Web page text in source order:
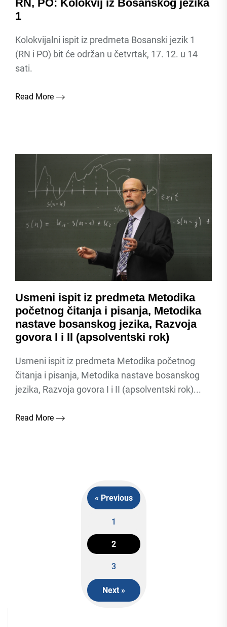
RN, PO: Kolokvij iz Bosanskog jezika
1
Kolokvijalni ispit iz predmeta Bosanski jezik 1
(RN i PO) bit će održan u četvrtak, 17. 12. u 14
sati.
Read More
Usmeni ispit iz predmeta Metodika
početnog čitanja i pisanja, Metodika
nastave bosanskog jezika, Razvoja
govora I i II (apsolventski rok)
Usmeni ispit iz predmeta Metodika početnog
čitanja i pisanja, Metodika nastave bosanskog
jezika, Razvoja govora I i II (apsolventski rok)...
Read More
Posts
navigation
« Previous
1
2
3
Next »